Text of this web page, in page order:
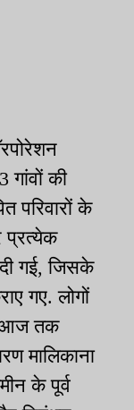
गांवों की
परिवारों के
प्रत्येक
गई, जिसके
गए. लोगों
आज तक
मालिकाना
के पूर्व